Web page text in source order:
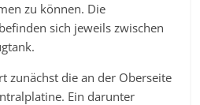
zu können. Die
sich jeweils zwischen
zunächst die an der Oberseite
Ein darunter